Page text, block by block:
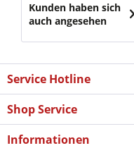
Kunden haben sich
auch angesehen
Service Hotline
Shop Service
Informationen